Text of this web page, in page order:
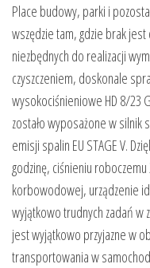
Place budowy, parki i
wszędzie tam, gdzie brak
niezbędnych do realizacji
czyszczeniem, doskonale
wysokociśnieniowe HD 8/23
zostało wyposażone w silnik
emisji spalin EU STAGE V.
godzinę, ciśnieniu
korbowodowej, urządzenie
wyjątkowo trudnych zadań w
jest wyjątkowo przyjazne w
transportowania w